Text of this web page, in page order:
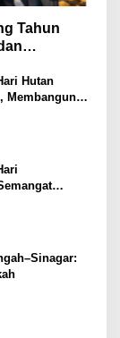
Tahun
Hutan
Membangun